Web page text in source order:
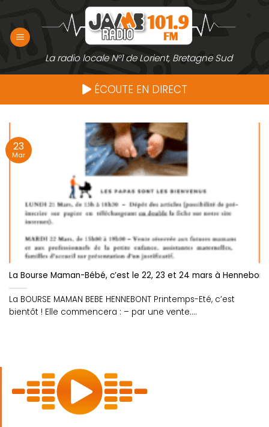
contenu
La radio locale N°1 de Lorient, Bretagne Sud
ÉCOUTE EN DIRECT
La Bourse Maman-Bébé, c’est le 22, 23 et 24 mars à
La BOURSE MAMAN BEBE HENNEBONT Printemps-Eté, c’est
bientôt ! Elle commencera : – par une vente....
23
Mar